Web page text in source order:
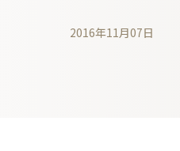
2016年11月07日